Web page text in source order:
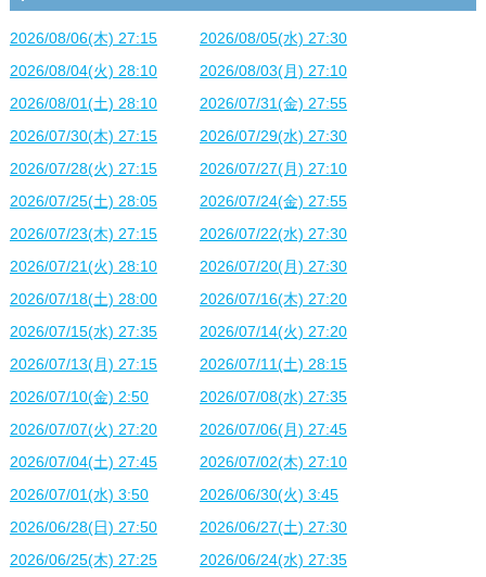
2026/08/06(木) 27:15
2026/08/05(水) 27:30
2026/08/04(火) 28:10
2026/08/03(月) 27:10
2026/08/01(土) 28:10
2026/07/31(金) 27:55
2026/07/30(木) 27:15
2026/07/29(水) 27:30
2026/07/28(火) 27:15
2026/07/27(月) 27:10
2026/07/25(土) 28:05
2026/07/24(金) 27:55
2026/07/23(木) 27:15
2026/07/22(水) 27:30
2026/07/21(火) 28:10
2026/07/20(月) 27:30
2026/07/18(土) 28:00
2026/07/16(木) 27:20
2026/07/15(水) 27:35
2026/07/14(火) 27:20
2026/07/13(月) 27:15
2026/07/11(土) 28:15
2026/07/10(金) 2:50
2026/07/08(水) 27:35
2026/07/07(火) 27:20
2026/07/06(月) 27:45
2026/07/04(土) 27:45
2026/07/02(木) 27:10
2026/07/01(水) 3:50
2026/06/30(火) 3:45
2026/06/28(日) 27:50
2026/06/27(土) 27:30
2026/06/25(木) 27:25
2026/06/24(水) 27:35